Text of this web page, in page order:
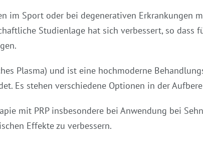
im Sport oder bei degenerativen Erkrankungen
Studienlage hat sich verbessert, so dass
Plasma) und ist eine hochmoderne
Es stehen verschiedene Optionen in der
mit PRP insbesondere bei Anwendung bei
Effekte zu verbessern.